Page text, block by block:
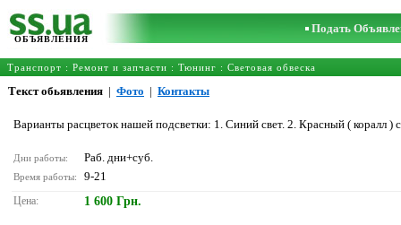
ОБЪЯВЛЕНИЯ
Подать
Транспорт : Ремонт и запчасти : Тюнинг : Световая обвеска
Текст обьявления | Фото | Контакты
Варианты расцветок нашей подсветки: 1. Cиний свет. 2. Красный ( коралл )
Дни работы: Раб. дни+суб.
Время работы: 9-21
Цена: 1 600 Грн.